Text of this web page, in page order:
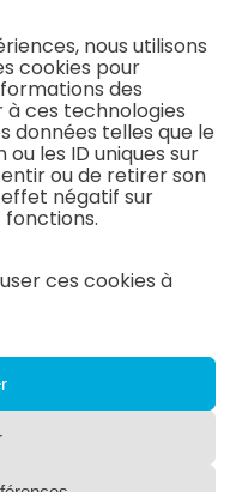
nous utilisons
cookies pour
des
à ces technologies
données telles que le
les ID uniques sur
ou de retirer son
négatif sur
ces cookies à
&
&
&
Médecine
Interne
En Savoir
Plus
(Médecine
Interne)
Neurologie
Neurologie
(Neurologie)